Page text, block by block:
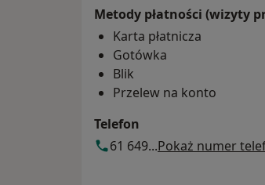
Metody płatności (wizyty
Karta płatnicza
Gotówka
Blik
Przelew na konto
Telefon
61 649...Pokaż numer